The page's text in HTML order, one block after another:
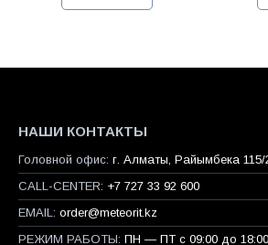
НАШИ КОНТАКТЫ
Головной офис: г. Алматы, Райымбека 115/
CALL-CENTER: +7 727 33 92 600
EMAIL: order@meteorit.kz
РЕЖИМ РАБОТЫ: ПН — ПТ с 09:00 до